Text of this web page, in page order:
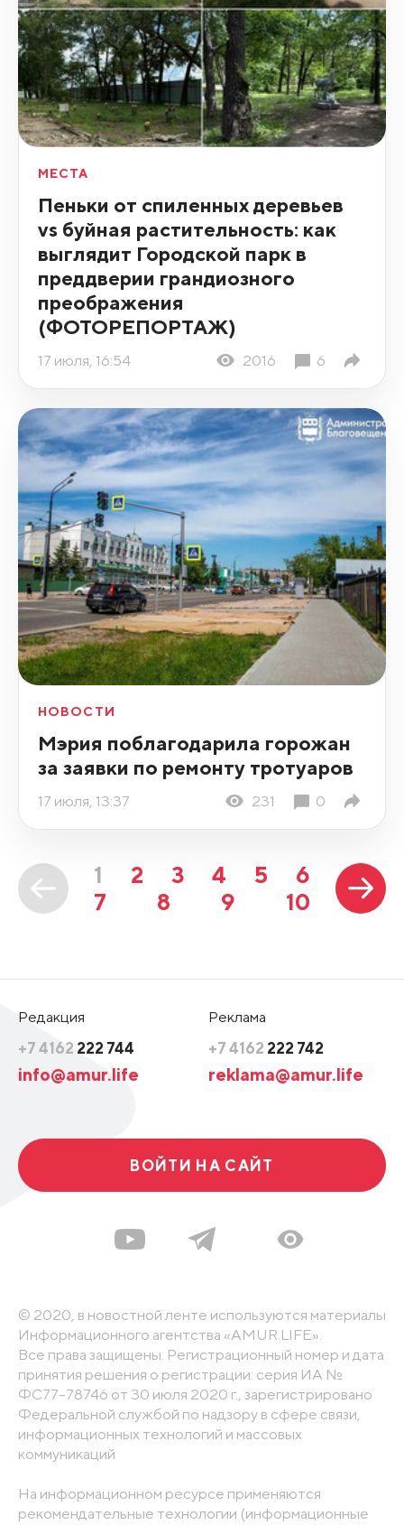
МЕСТА
Пеньки от спиленных деревьев
vs буйная растительность: как
выглядит Городской парк в
преддверии грандиозного
преображения
(ФОТОРЕПОРТАЖ)
17 июля, 16:54 2016 6
НОВОСТИ
Мэрия поблагодарила горожан
за заявки по ремонту тротуаров
17 июля, 13:37 231 0
1 2 3 4 5
6
7
8 9 10
Редакция
+7 4162 222 744
info@amur.life
Реклама
+7 4162 222 742
reklama@amur.life
ВОЙТИ НА САЙТ
© 2020, в новостной ленте используются материалы
Информационного агентства «AMUR.LIFE».
Все права защищены. Регистрационный номер и дата
принятия решения о регистрации: серия ИА №
ФС77-78746 от 30 июля 2020 г., зарегистрировано
Федеральной службой по надзору в сфере связи,
информационных технологий и массовых
коммуникаций
На информационном ресурсе применяются
рекомендательные технологии (информационные